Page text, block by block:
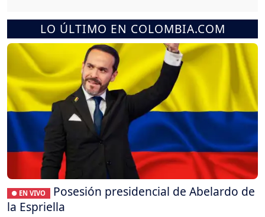
LO ÚLTIMO EN COLOMBIA.COM
● EN VIVO
Posesión presidencial de Abelardo de
la Espriella